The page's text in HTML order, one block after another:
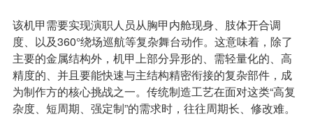
该机甲需要实现演职人员从胸甲内舱现身、肢体开合调
度、以及360°绕场巡航等复杂舞台动作。这意味着，除了
主要的金属结构外，机甲上部分异形的、需轻量化的、高
精度的、并且要能快速与主结构精密衔接的复杂部件，成
为制作方的核心挑战之一。传统制造工艺在面对这类“高复
杂度、短周期、强定制”的需求时，往往周期长、修改难。